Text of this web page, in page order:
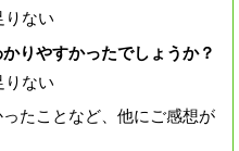
りない
りやすかったでしょうか？
りない
たことなど、他にご感想が